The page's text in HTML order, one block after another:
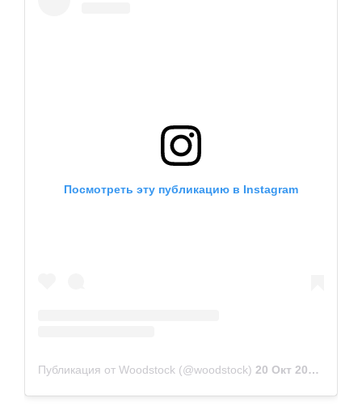
Посмотреть эту публикацию в Instagram
Публикация от Woodstock (@woodstock) 20 Окт 2018 в 12:11 PDT